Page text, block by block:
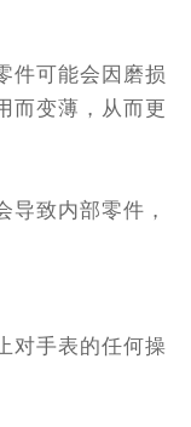
可能会因磨损
而变薄，从而更
致内部零件，
手表的任何操